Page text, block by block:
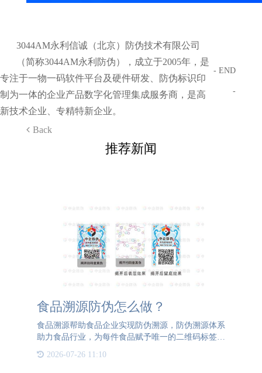
3044AM永利信诚（北京）防伪技术有限公司
（简称3044AM永利防伪），成立于2005年，是
专注于一物一码软件平台及硬件研发、防伪标识印
制为一体的企业产品数字化管理集成服务商，是高
新技术企业、专精特新企业。
Back
- END
-
推荐新闻
食品溯源防伪怎么做？
食品溯源帮助食品企业实现防伪溯源，防伪溯源体系
助力食品行业，为每件食品赋予唯一的二维码标签，
假冒伪劣食品。食品溯源可以更大化的扩大食品的销
2026-07-26 11:10